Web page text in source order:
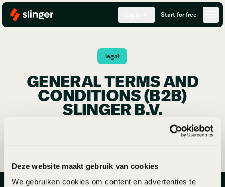
Deze website maakt gebruik van cookies
We gebruiken cookies om content en advertenties te
Start for free
legal
GENERAL TERMS AND
CONDITIONS (B2B)
SLINGER B.V.